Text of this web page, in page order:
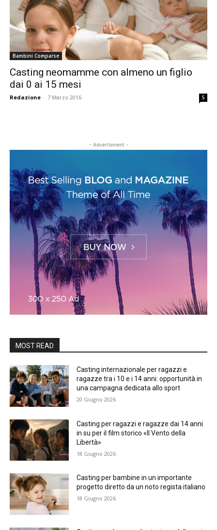
Bambini Comparse
Casting neomamme con almeno un figlio
dai 0 ai 15 mesi
Redazione - 7 Marzo 2016 5
- Advertisment -
MOST READ
Casting internazionale per ragazzi e
ragazze tra i 10 e i 14 anni: opportunità in
una campagna dedicata allo sport
20 Giugno 2026
Casting per ragazzi e ragazze dai 14 anni
in su per il film storico «Il Vento della
Libertà»
18 Giugno 2026
Casting per bambine in un importante
progetto diretto da un noto regista italiano
18 Giugno 2026